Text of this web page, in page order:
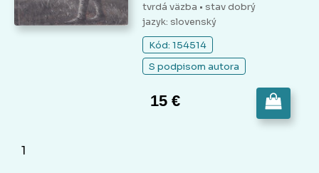
tvrdá väzba • stav dobrý
jazyk: slovenský
Kód: 154514
S podpisom autora
15 €
1